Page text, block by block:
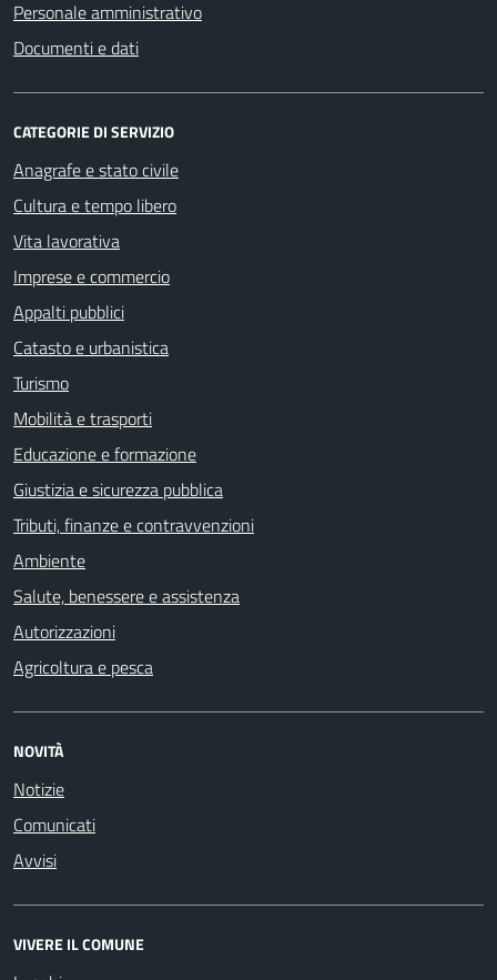
Personale amministrativo
Documenti e dati
CATEGORIE DI SERVIZIO
Anagrafe e stato civile
Cultura e tempo libero
Vita lavorativa
Imprese e commercio
Appalti pubblici
Catasto e urbanistica
Turismo
Mobilità e trasporti
Educazione e formazione
Giustizia e sicurezza pubblica
Tributi, finanze e contravvenzioni
Ambiente
Salute, benessere e assistenza
Autorizzazioni
Agricoltura e pesca
NOVITÀ
Notizie
Comunicati
Avvisi
VIVERE IL COMUNE